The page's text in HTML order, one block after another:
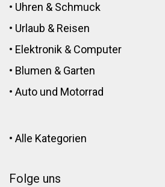
• Uhren & Schmuck
• Urlaub & Reisen
• Elektronik & Computer
• Blumen & Garten
• Auto und Motorrad
• Alle Kategorien
Folge uns